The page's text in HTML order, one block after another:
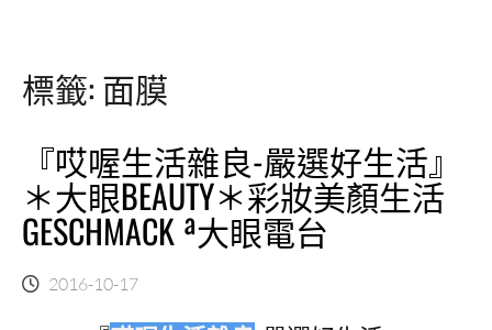
標籤: 面膜
『哎喔生活雜良-嚴選好生活』
＊大眼BEAUTY＊彩妝美顏生活
GESCHMACK ª大眼電台
2016-10-17